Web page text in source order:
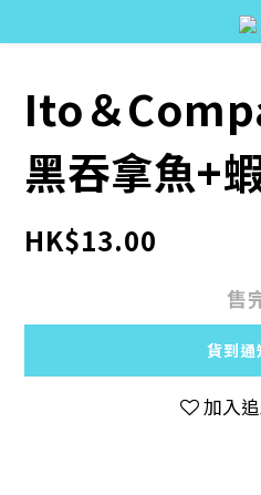
Ito＆
黑吞拿魚+
HK$13.00
售
貨到通
加入